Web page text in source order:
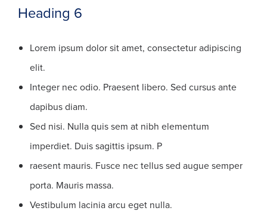
Heading 6
Lorem ipsum dolor sit amet, consectetur adipiscing
elit.
Integer nec odio. Praesent libero. Sed cursus ante
dapibus diam.
Sed nisi. Nulla quis sem at nibh elementum
imperdiet. Duis sagittis ipsum. P
raesent mauris. Fusce nec tellus sed augue semper
porta. Mauris massa.
Vestibulum lacinia arcu eget nulla.